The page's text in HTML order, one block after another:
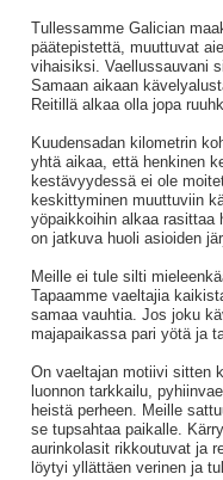
Tullessamme Galician
päätepistettä, muuttuvat
vihaisiksi. Vaellussauvani
Samaan aikaan
Reitillä alkaa olla jopa
Kuudensadan kilometrin
yhtä aikaa, että henkinen
kestävyydessä ei ole
keskittyminen muuttuviin
yöpaikkoihin alkaa rasittaa
on jatkuva huoli asioiden
Meille ei tule silti
Tapaamme vaeltajia
samaa vauhtia. Jos joku
majapaikassa pari yötä ja
On vaeltajan motiivi sitten
luonnon tarkkailu,
heistä perheen. Meille
se tupsahtaa paikalle.
aurinkolasit rikkoutuvat ja
löytyi yllättäen verinen ja